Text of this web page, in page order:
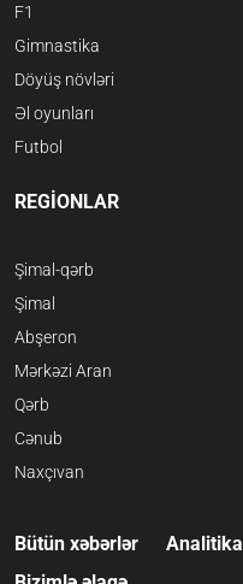
F1
Gimnastika
Döyüş növləri
Əl oyunları
Futbol
REGİONLAR
Şimal-qərb
Şimal
Abşeron
Mərkəzi Aran
Qərb
Cənub
Naxçıvan
Bütün xəbərlər Analitika